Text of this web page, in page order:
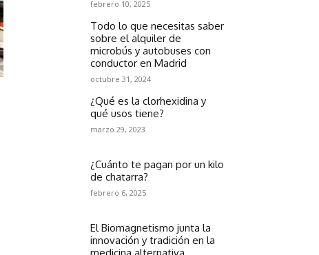
febrero 10, 2025
Todo lo que necesitas saber
sobre el alquiler de
microbús y autobuses con
conductor en Madrid
octubre 31, 2024
¿Qué es la clorhexidina y
qué usos tiene?
marzo 29, 2023
¿Cuánto te pagan por un kilo
de chatarra?
febrero 6, 2025
El Biomagnetismo junta la
innovación y tradición en la